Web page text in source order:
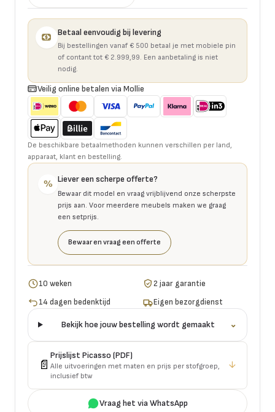
Betaal eenvoudig bij levering
Bij bestellingen vanaf € 500 betaal je met mobiele pin
of contant tot € 2.999,99. Een aanbetaling is niet
nodig.
Veilig online betalen via Mollie
De beschikbare betaalmethoden kunnen verschillen per land,
apparaat, klant en bestelling.
% Liever een scherpe offerte?
Bewaar dit model en vraag vrijblijvend onze scherpste
prijs aan. Voor meerdere meubels maken we graag
een setprijs.
Bewaar en vraag een offerte
10 weken
2 jaar garantie
14 dagen bedenktijd
Eigen bezorgdienst
Bekijk hoe jouw bestelling wordt gemaakt ⌄
📄
Prijslijst Picasso(PDF)
Alle uitvoeringen met maten en prijs per stofgroep,
inclusief btw
↓
Vraag het via WhatsApp